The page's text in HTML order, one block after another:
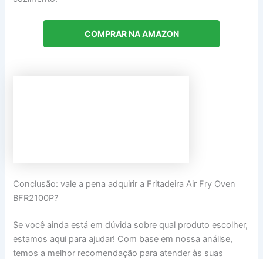
COMPRAR NA AMAZON
Conclusão: vale a pena adquirir a Fritadeira Air Fry Oven
BFR2100P?
Se você ainda está em dúvida sobre qual produto escolher,
estamos aqui para ajudar! Com base em nossa análise,
temos a melhor recomendação para atender às suas